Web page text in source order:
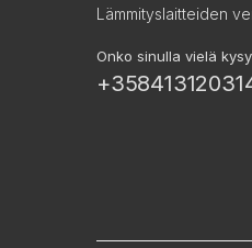
Lämmityslaitteiden
Onko sinulla vielä